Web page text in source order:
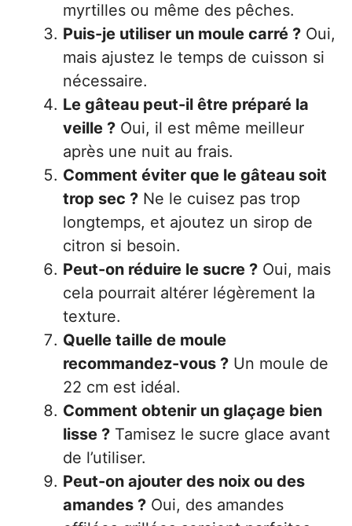
myrtilles ou même des pêches.
Puis-je utiliser un moule carré ? Oui,
mais ajustez le temps de cuisson si
nécessaire.
Le gâteau peut-il être préparé la
veille ? Oui, il est même meilleur
après une nuit au frais.
Comment éviter que le gâteau soit
trop sec ? Ne le cuisez pas trop
longtemps, et ajoutez un sirop de
citron si besoin.
Peut-on réduire le sucre ? Oui, mais
cela pourrait altérer légèrement la
texture.
Quelle taille de moule
recommandez-vous ? Un moule de
22 cm est idéal.
Comment obtenir un glaçage bien
lisse ? Tamisez le sucre glace avant
de l’utiliser.
Peut-on ajouter des noix ou des
amandes ? Oui, des amandes